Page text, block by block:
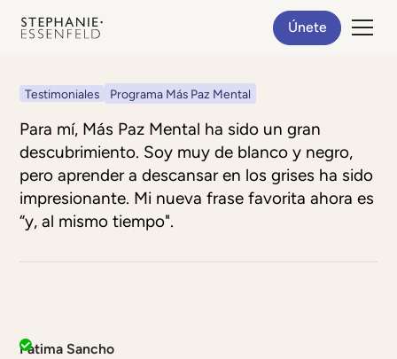
Únete
Testimoniales Programa Más Paz Mental
Para mí, Más Paz Mental ha sido un gran
descubrimiento. Soy muy de blanco y negro,
pero aprender a descansar en los grises ha sido
impresionante. Mi nueva frase favorita ahora es
“y, al mismo tiempo".
Fatima Sancho